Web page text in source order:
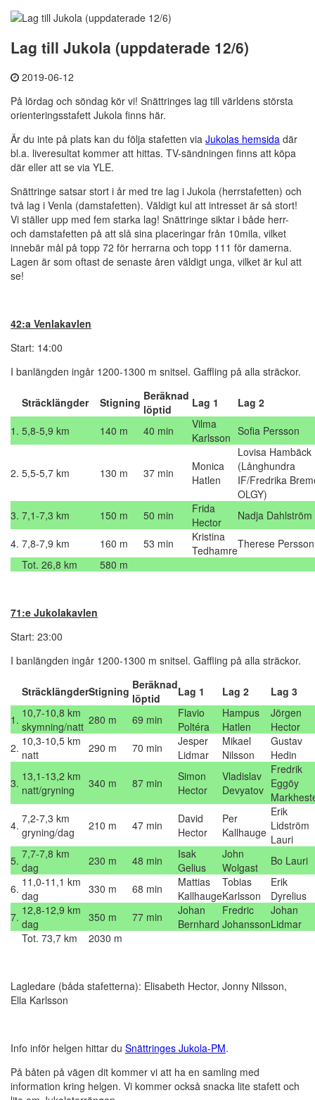
Lag till Jukola (uppdaterade 12/6)
2019-06-12
På lördag och söndag kör vi! Snättringes lag till världens största
orienteringsstafett Jukola finns här.
Är du inte på plats kan du följa stafetten via Jukolas hemsida där
bl.a. liveresultat kommer att hittas. TV-sändningen finns att köpa
där eller att se via YLE.
Snättringe satsar stort i år med tre lag i Jukola (herrstafetten) och
två lag i Venla (damstafetten). Väldigt kul att intresset är så stort!
Vi ställer upp med fem starka lag! Snättringe siktar i både herr-
och damstafetten på att slå sina placeringar från 10mila, vilket
innebär mål på topp 72 för herrarna och topp 111 för damerna.
Lagen är som oftast de senaste åren väldigt unga, vilket är kul att
se!
42:a Venlakavlen
Start: 14:00
I banlängden ingår 1200-1300 m snitsel. Gaffling på alla sträckor.
Sträcklängder Stigning Beräknad
löptid
Lag 1
Lag 2
1. 5,8-5,9 km 140 m 40 min
Vilma
Karlsson Sofia Persson
2. 5,5-5,7 km 130 m 37 min
Monica
Hatlen
Lovisa Hambäck
(Långhundra
IF/Fredrika
OLGY)
3. 7,1-7,3 km 150 m 50 min
Frida
Hector
Nadja Dahlström
4. 7,8-7,9 km 160 m 53 min
Kristina
TedhamreTherese Persson
Tot. 26,8 km
580 m
71:e Jukolakavlen
Start: 23:00
I banlängden ingår 1200-1300 m snitsel. Gaffling på alla sträckor.
SträcklängderStigning Beräknad
löptid
Lag 1 Lag 2
Lag 3
1. 10,7-10,8 km
skymning/natt 280 m 69 min
Flavio
Poltéra
Hampus
Hatlen
Jörgen
Hector
2. 10,3-10,5 km
natt
290 m 70 min
Jesper
Lidmar
Mikael
Nilsson
Gustav
Hedin
3. 13,1-13,2 km
natt/gryning
340 m 87 min
Simon
Hector
Vladislav
Devyatov
Fredrik
Eggöy
4. 7,2-7,3 km
gryning/dag
210 m 47 min
David
Hector
Per
Kallhauge
Erik
Lidström
Lauri
5. 7,7-7,8 km
dag
230 m 48 min
Isak
Gelius
John
Wolgast
Bo Lauri
6. 11,0-11,1 km
dag
330 m 68 min
Mattias
Kallhauge
Tobias
Karlsson
Erik
Dyrelius
7. 12,8-12,9 km
dag
350 m 77 min
Johan
Bernhard
Fredric
Johansson
Johan
Lidmar
Tot. 73,7 km
2030 m
Lagledare (båda stafetterna): Elisabeth Hector, Jonny Nilsson,
Ella Karlsson
Info inför helgen hittar du Snättringes Jukola-PM.
På båten på vägen dit kommer vi att ha en samling med
information kring helgen. Vi kommer också snacka lite stafett och